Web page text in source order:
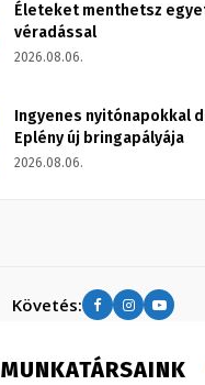
Életeket menthetsz
véradással
2026.08.06.
Ingyenes nyitónapokkal
Eplény új bringapályája
2026.08.06.
Követés:
MUNKATÁRSAINK